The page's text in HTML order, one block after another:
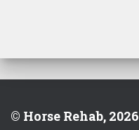
© Horse Rehab, 2026